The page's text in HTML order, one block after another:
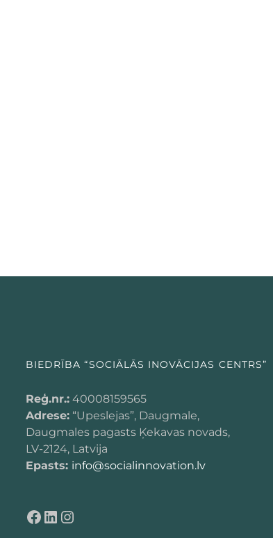
BIEDRĪBA “SOCIĀLĀS INOVĀCIJAS CENTRS”
Reģ.nr.: 40008159565
Adrese: “Upeslejas”, Daugmale,
Daugmales pagasts Ķekavas novads,
LV-2124, Latvija
Epasts: info@socialinnovation.lv